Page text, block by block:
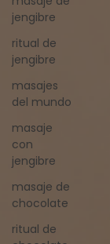
jengibre
ritual de
jengibre
masajes
del mundo
masaje
con
jengibre
masaje de
chocolate
ritual de